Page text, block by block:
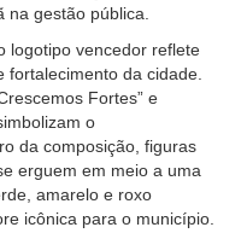
gestão pública.
logotipo vencedor reflete
da cidade.
Fortes” e
o
da composição, figuras
erguem em meio a uma
amarelo e roxo
icônica para o município.